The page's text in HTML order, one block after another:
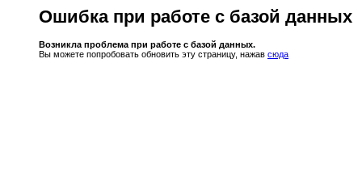
Ошибка при работе с базой данных
Возникла проблема при работе с базой данных.
Вы можете попробовать обновить эту страницу, нажав сюда